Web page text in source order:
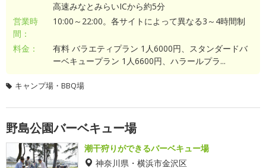
高速みなとみらいICから約5分
営業時
間：
10:00～22:00。各サイトによって異なる3～4時間制
料金：
有料 バラエティプラン 1人6000円、スタンダードバ
ーベキュープラン 1人6600円、ハラールプラ...
キャンプ場・BBQ場
野島公園バーベキュー場
潮干狩りができるバーベキュー場
神奈川県・横浜市金沢区